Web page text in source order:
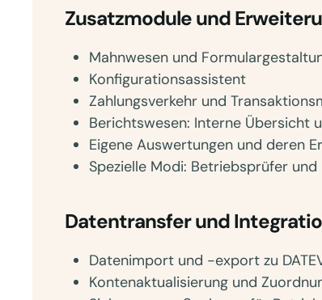
Zusatzmodule und
Mahnwesen und
Konfigurationsassistent
Zahlungsverkehr und
Berichtswesen: Interne Übersicht
Eigene Auswertungen und deren
Spezielle Modi: Betriebsprüfer
Datentransfer und
Datenimport und -export zu
Kontenaktualisierung und